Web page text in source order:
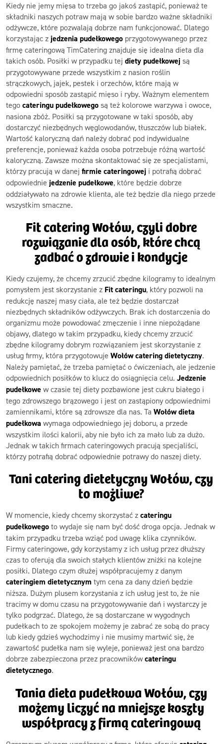
Kiedy nie jemy mięsa to trzeba go jakoś zastąpić, ponieważ te
składniki naszych potraw mają w sobie bardzo ważne składniki
odżywcze, które pozwalają dobrze nam funkcjonować. Dlatego
korzystając z jedzenia pudełkowego przygotowywanego przez
firmę cateringową TimCatering znajduje się idealna dieta dla
takich osób. Posiłki w przypadku tej diety pudełkowej są
przygotowywane przede wszystkim z nasion roślin
strączkowych, jajek, pestek i orzechów, które mają w
odpowiedni sposób zastąpić mięso i ryby. Ważnym elementem
tego cateringu pudełkowego są też kolorowe warzywa i owoce,
nasiona zbóż. Posiłki są przygotowane w taki sposób, aby
dostarczyć niezbędnych węglowodanów, tłuszczów lub białek.
Wartość kaloryczną dań należy dobrać pod indywidualne
preferencje, ponieważ każda osoba potrzebuje różną wartość
kaloryczną. Zawsze można skontaktować się ze specjalistami,
którzy pracują w danej firmie cateringowej i potrafią dobrać
odpowiednie jedzenie pudełkowe, które będzie dobrze
oddziaływało na zdrowie klienta, ale też będzie dla niego przede
wszystkim smaczne.
Fit catering Wołów, czyli dobre
rozwiązanie dla osób, które chcą
zadbać o zdrowie i kondycje
Kiedy czujemy, że chcemy zrzucić zbędne kilogramy to idealnym
pomysłem jest skorzystanie z Fit cateringu, który pozwoli na
redukcję naszej masy ciała, ale też będzie dostarczał
niezbędnych składników odżywczych. Brak ich dostarczenia do
organizmu może powodować zmęczenie i inne niepożądane
objawy, dlatego w takim przypadku, kiedy chcemy zrzucić
zbędne kilogramy dobrym rozwiązaniem jest skorzystanie z
usług firmy, która przygotowuje Wołów catering dietetyczny.
Należy pamiętać, że trzeba pamiętać o ćwiczeniach, ale jedzenie
odpowiednich posiłków to klucz do osiągnięcia celu. Jedzenie
pudełkowe w czasie tej diety pozbawione jest cukru białego i
tego zdrowszego brązowego i jest on zastąpiony odpowiednimi
zamiennikami, które są zdrowsze dla nas. Ta Wołów dieta
pudełkowa wymaga odpowiedniego jej doboru, a przede
wszystkim ilości kalorii, aby nie było ich za mało lub za dużo.
Jednak w takich firmach cateringowych pracują specjaliści,
którzy potrafią dobrać odpowiednie potrawy do naszej diety.
Tani catering dietetyczny Wołów, czy
to możliwe?
W momencie, kiedy chcemy skorzystać z cateringu
pudełkowego to wydaje się nam być dość droga opcja. Jednak w
takim przypadku trzeba wziąć pod uwagę klika czynników.
Firmy cateringowe, gdy korzystamy z ich usług przez dłuższy
czas to oferują dla swoich stałych klientów zniżki na kolejne
posiłki. Dlatego czym dłużej współpracujemy z danym
cateringiem dietetycznym tym cena za dany dzień będzie
niższa. Dużym plusem korzystania z ich usług jest to, że nie
tracimy w domu czasu na przygotowywanie dań i wystarczy je
tylko podgrzać. Dlatego, że są dostarczane w wygodnych
pudełkach to ze spokojem możemy je zabrać ze sobą do pracy
lub kiedy gdzieś wychodzimy i nie musimy martwić się, że
zawartość pudełka nam się wyleje, ponieważ jest ona bardzo
dobrze zabezpieczona przez pracownikówcateringu
dietetycznego.
Tania dieta pudełkowa Wołów, czy
możemy liczyć na mniejsze koszty
współpracy z firmą cateringową